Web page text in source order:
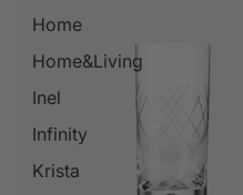
Home
Home&Living
Inel
Infinity
Krista